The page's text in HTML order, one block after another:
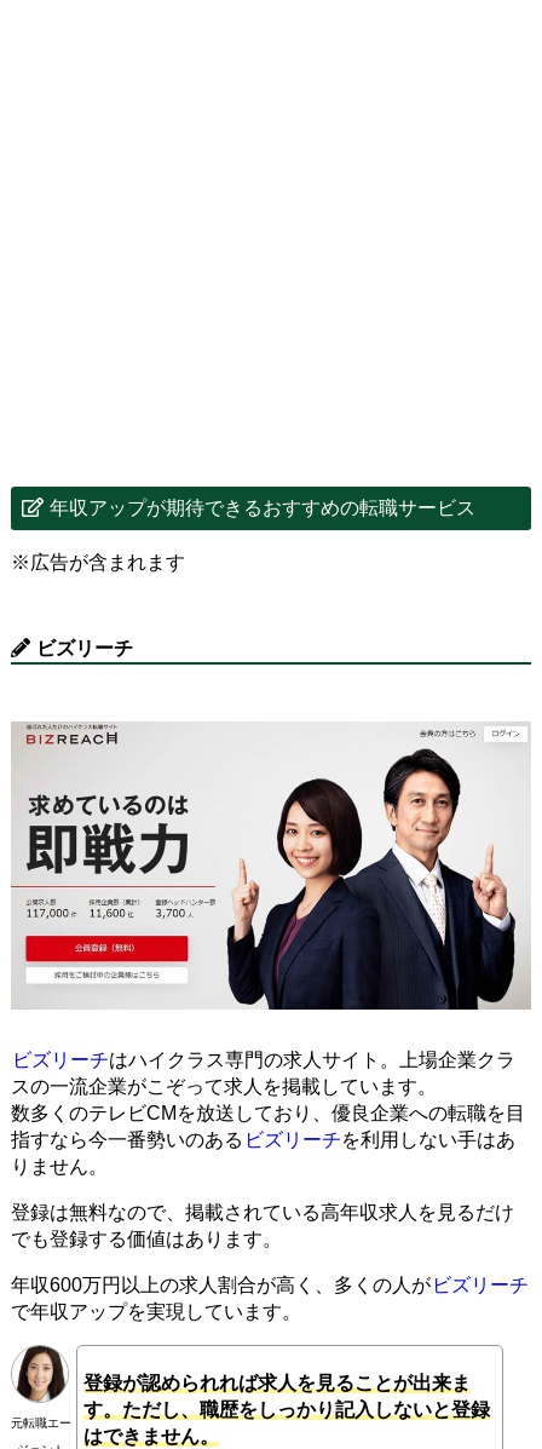
年収アップが期待できるおすすめの転職サービス
※広告が含まれます
ビズリーチ
ビズリーチはハイクラス専門の求人サイト。上場企業クラ
スの一流企業がこぞって求人を掲載しています。
数多くのテレビCMを放送しており、優良企業への転職を目
指すなら今一番勢いのある ビズリーチを利用しない手はあ
りません。
登録は無料なので、掲載されている高年収求人を見るだけ
でも登録する価値はあります。
年収600万円以上の求人割合が高く、多くの人が ビズリーチ
で年収アップを実現しています。
元転職エー
登録が認められれば求人を見ることが出来ま
す。ただし、職歴をしっかり記入しないと登録
はできません。